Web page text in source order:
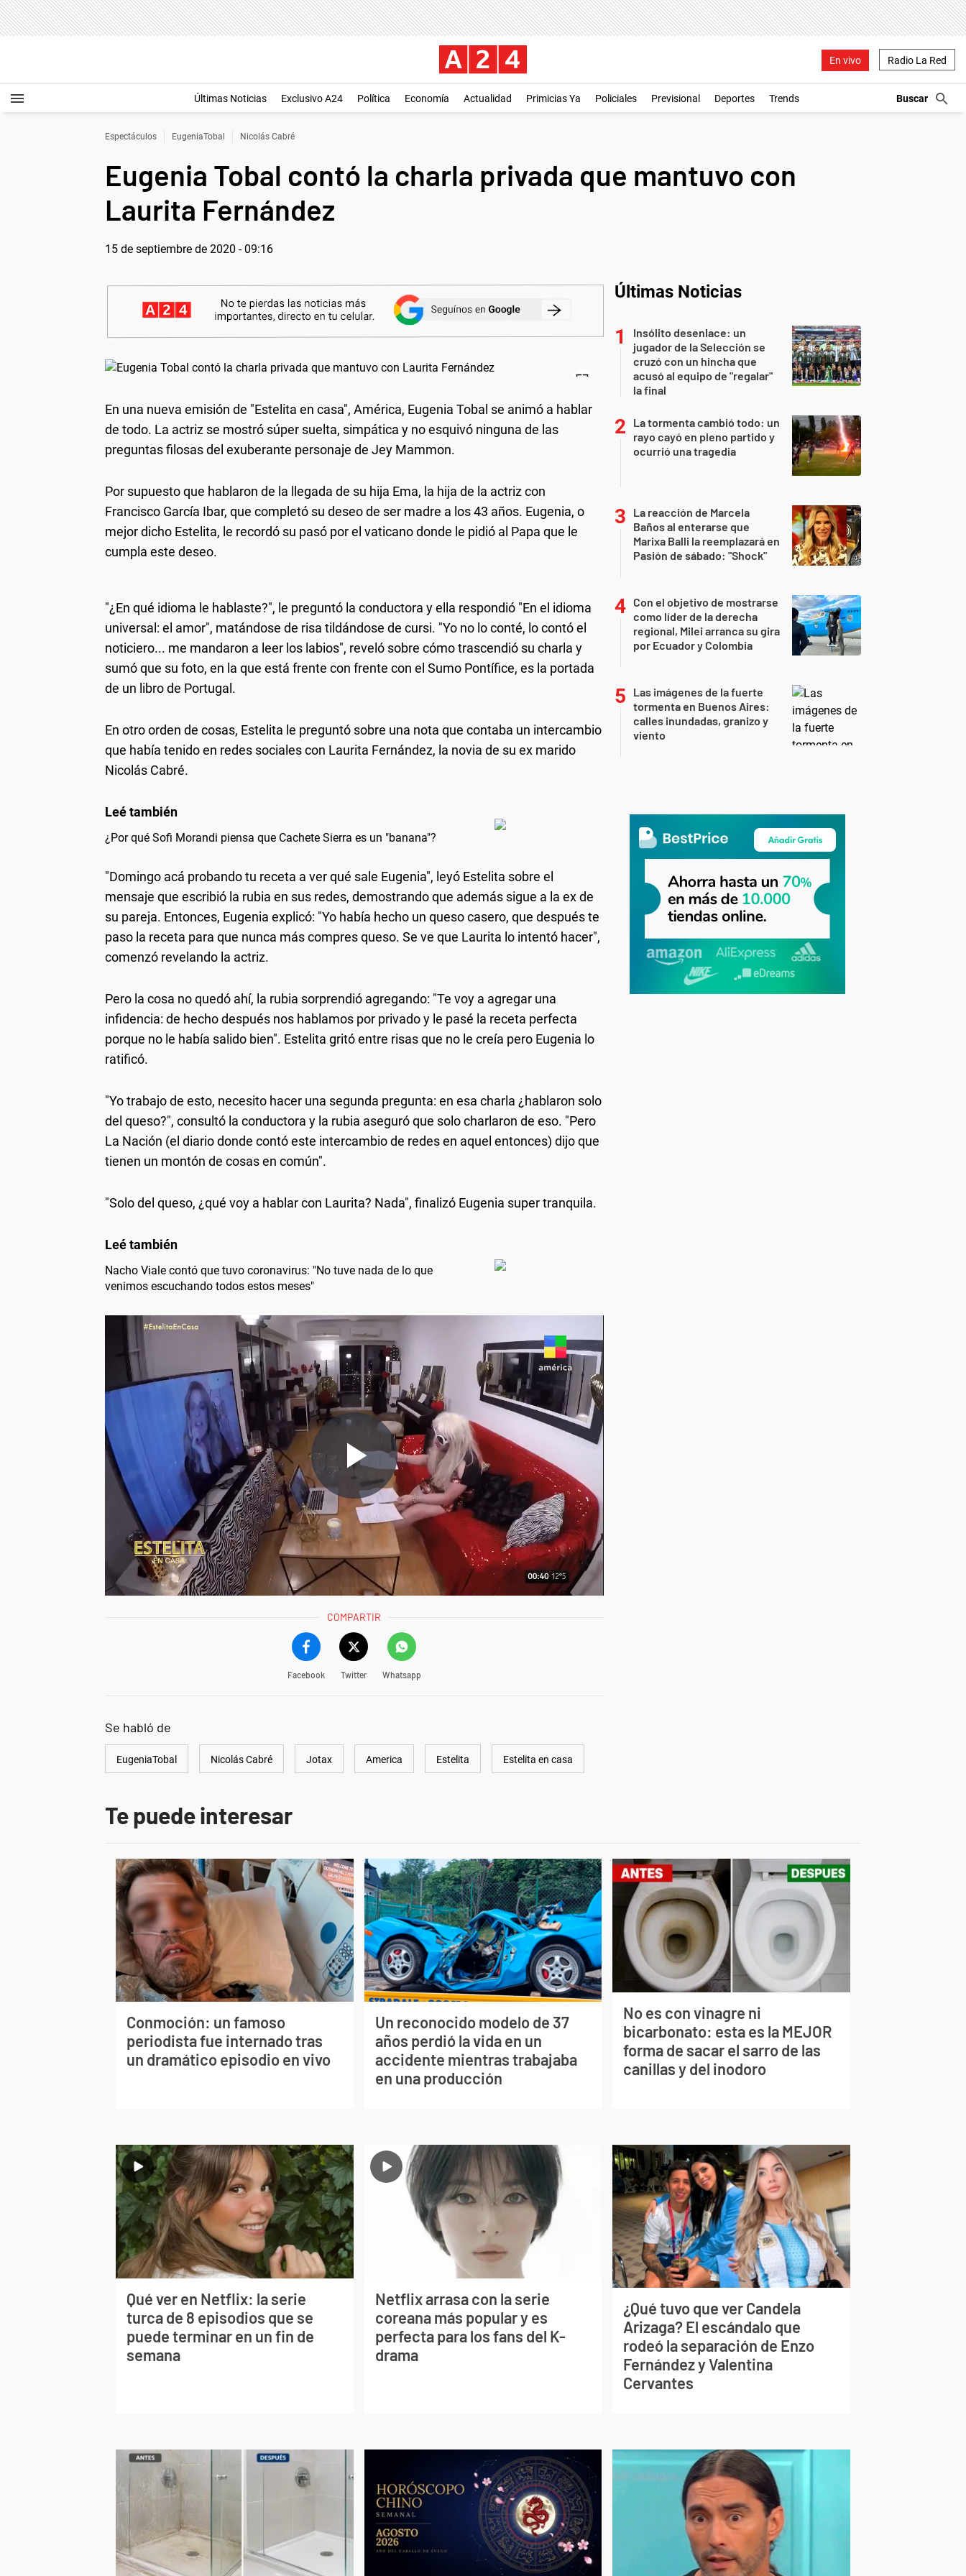
En vivo Radio La Red
Últimas Noticias Exclusivo A24 Política Economía Actualidad Primicias Ya Policiales Previsional Deportes Trends
Espectáculos EugeniaTobal Nicolás Cabré
Eugenia Tobal contó la charla privada que mantuvo con
Laurita Fernández
15 de septiembre de 2020 - 09:16
En una nueva emisión de "Estelita en casa", América, Eugenia Tobal se animó a hablar
de todo. La actriz se mostró súper suelta, simpática y no esquivó ninguna de las
preguntas filosas del exuberante personaje de Jey Mammon.
Por supuesto que hablaron de la llegada de su hija Ema, la hija de la actriz con
Francisco García Ibar, que completó su deseo de ser madre a los 43 años. Eugenia, o
mejor dicho Estelita, le recordó su pasó por el vaticano donde le pidió al Papa que le
cumpla este deseo.
"¿En qué idioma le hablaste?", le preguntó la conductora y ella respondió "En el idioma
universal: el amor", matándose de risa tildándose de cursi. "Yo no lo conté, lo contó el
noticiero... me mandaron a leer los labios", reveló sobre cómo trascendió su charla y
sumó que su foto, en la que está frente con frente con el Sumo Pontífice, es la portada
de un libro de Portugal.
En otro orden de cosas, Estelita le preguntó sobre una nota que contaba un intercambio
que había tenido en redes sociales con Laurita Fernández, la novia de su ex marido
Nicolás Cabré.
¿Por qué Sofi Morandi piensa que Cachete Sierra es un "banana"?
"Domingo acá probando tu receta a ver qué sale Eugenia", leyó Estelita sobre el
mensaje que escribió la rubia en sus redes, demostrando que además sigue a la ex de
su pareja. Entonces, Eugenia explicó: "Yo había hecho un queso casero, que después te
paso la receta para que nunca más compres queso. Se ve que Laurita lo intentó hacer",
comenzó revelando la actriz.
Pero la cosa no quedó ahí, la rubia sorprendió agregando: "Te voy a agregar una
infidencia: de hecho después nos hablamos por privado y le pasé la receta perfecta
porque no le había salido bien". Estelita gritó entre risas que no le creía pero Eugenia lo
ratificó.
"Yo trabajo de esto, necesito hacer una segunda pregunta: en esa charla ¿hablaron solo
del queso?", consultó la conductora y la rubia aseguró que solo charlaron de eso. "Pero
La Nación (el diario donde contó este intercambio de redes en aquel entonces) dijo que
tienen un montón de cosas en común".
"Solo del queso, ¿qué voy a hablar con Laurita? Nada", finalizó Eugenia super tranquila.
Nacho Viale contó que tuvo coronavirus: "No tuve nada de lo que
venimos escuchando todos estos meses"
COMPARTIR
Facebook Twitter Whatsapp
Se habló de
EugeniaTobal Nicolás Cabré Jotax America Estelita Estelita en casa
Últimas Noticias
Insólito desenlace: un
jugador de la Selección se
cruzó con un hincha que
acusó al equipo de "regalar"
la final
La tormenta cambió todo: un
rayo cayó en pleno partido y
ocurrió una tragedia
La reacción de Marcela
Baños al enterarse que
Marixa Balli la reemplazará en
Pasión de sábado: "Shock"
Con el objetivo de mostrarse
como líder de la derecha
regional, Milei arranca su gira
por Ecuador y Colombia
Las imágenes de la fuerte
tormenta en Buenos Aires:
calles inundadas, granizo y
viento
Te puede interesar
Conmoción: un famoso
periodista fue internado tras
un dramático episodio en vivo
Un reconocido modelo de 37
años perdió la vida en un
accidente mientras trabajaba
en una producción
No es con vinagre ni
bicarbonato: esta es la MEJOR
forma de sacar el sarro de las
canillas y del inodoro
Qué ver en Netflix: la serie
turca de 8 episodios que se
puede terminar en un fin de
semana
Netflix arrasa con la serie
coreana más popular y es
perfecta para los fans del K-
drama
¿Qué tuvo que ver Candela
Arizaga? El escándalo que
rodeó la separación de Enzo
Fernández y Valentina
Cervantes